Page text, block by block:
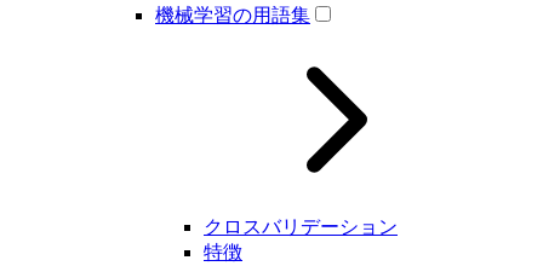
機械学習の用語集
クロスバリデーション
特徴